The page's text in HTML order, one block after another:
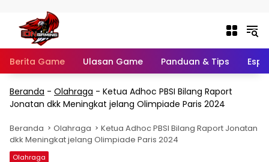
Berita Game Ulasan Game Panduan & Tips
Beranda - Olahraga - Ketua Adhoc PBSI Bilang Raport
Jonatan dkk Meningkat jelang Olimpiade Paris 2024
Beranda Olahraga
Ketua Adhoc PBSI Bilang Raport Jonatan
dkk Meningkat jelang Olimpiade Paris 2024
Olahraga